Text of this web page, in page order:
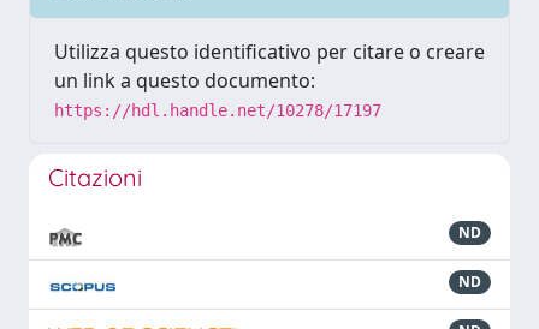
Utilizza questo identificativo per citare o creare
un link a questo documento:
https://hdl.handle.net/10278/17197
Citazioni
ND
ND